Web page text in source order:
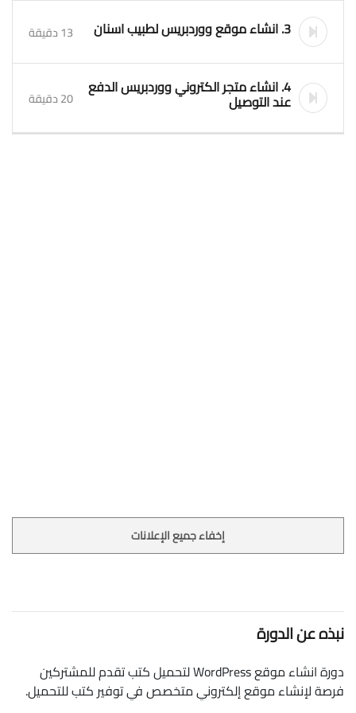
3. انشاء موقع ووردبريس لطبيب اسنان 13 دقيقة
4. انشاء متجر الكتروني ووردبريس الدفع
عند التوصيل 20 دقيقة
إخفاء جميع الإعلانات
نبذه عن الدورة
دورة انشاء موقع WordPress لتحميل كتب تقدم للمشتركين
فرصة لإنشاء موقع إلكتروني متخصص في توفير كتب للتحميل.